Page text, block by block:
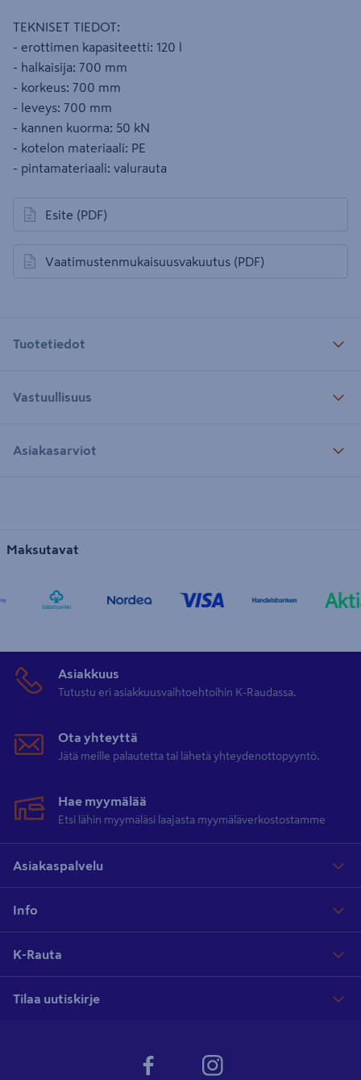
TEKNISET TIEDOT:
- erottimen kapasiteetti: 120 l
- halkaisija: 700 mm
- korkeus: 700 mm
- leveys: 700 mm
- kannen kuorma: 50 kN
- kotelon materiaali: PE
- pintamateriaali: valurauta
Esite (PDF)
avautuu uuteen välilehteen
Vaatimustenmukaisuusvakuutus (PDF)
avautuu uuteen välilehteen
Tuotetiedot
Vastuullisuus
Asiakasarviot
Maksutavat
Asiakkuus
Tutustu eri asiakkuusvaihtoehtoihin K-Raudassa.
Ota yhteyttä
Jätä meille palautetta tai lähetä yhteydenottopyyntö.
Hae myymälää
Etsi lähin myymäläsi laajasta myymäläverkostostamme
Asiakaspalvelu
Info
K-Rauta
Tilaa uutiskirje